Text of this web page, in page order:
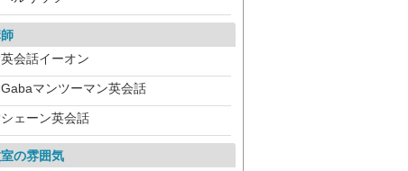
英会話イーオン
Gabaマンツーマン英会話
シェーン英会話
の雰囲気